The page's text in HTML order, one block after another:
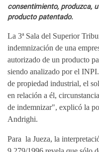
consentimiento, produzca,
producto patentado.
La 3ª Sala del Superior
indemnización de una
autorizado de un producto
siendo analizado por el
de propiedad industrial, el
en relación a él,
de indemnizar", explicó la
Andrighi.
Para la Jueza, la